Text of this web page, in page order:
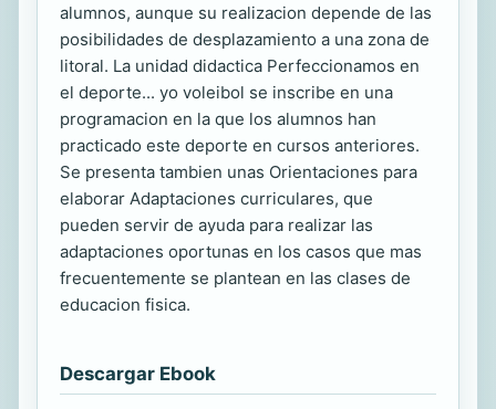
alumnos, aunque su realizacion depende de las
posibilidades de desplazamiento a una zona de
litoral. La unidad didactica Perfeccionamos en
el deporte... yo voleibol se inscribe en una
programacion en la que los alumnos han
practicado este deporte en cursos anteriores.
Se presenta tambien unas Orientaciones para
elaborar Adaptaciones curriculares, que
pueden servir de ayuda para realizar las
adaptaciones oportunas en los casos que mas
frecuentemente se plantean en las clases de
educacion fisica.
Descargar Ebook